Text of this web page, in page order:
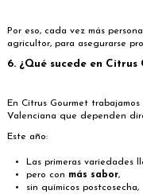
Por eso, cada vez más
agricultor, para asegurarse
6. ¿Qué sucede en Citrus
En Citrus Gourmet
Valenciana que dependen
Este año:
Las primeras variedades
pero con más sabor,
sin químicos postcosecha,